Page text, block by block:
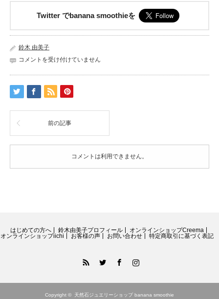
Twitter でbanana smoothieを
鈴木 由美子
20190304_094400584_iOS
コメントを受け付けていません
前の記事
コメントは利用できません。
はじめての方へ 鈴木由美子プロフィール
オンラインショップCreema
オンラインショップiichi
お客様の声 お問い合わせ 特定商取引に基づく表記
FacebookInstagram
Copyright © 天然石ジュエリーショップ banana smoothie